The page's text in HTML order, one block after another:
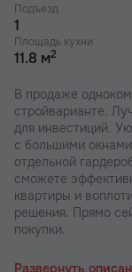
Подъезд
1
Площадь кухни
11.8 м2
В продаже
стройварианте.
для инвестиций.
с большими
отдельной
сможете
квартиры и
решения. Прямо
покупки.
отделе продаж вас
Развернуть